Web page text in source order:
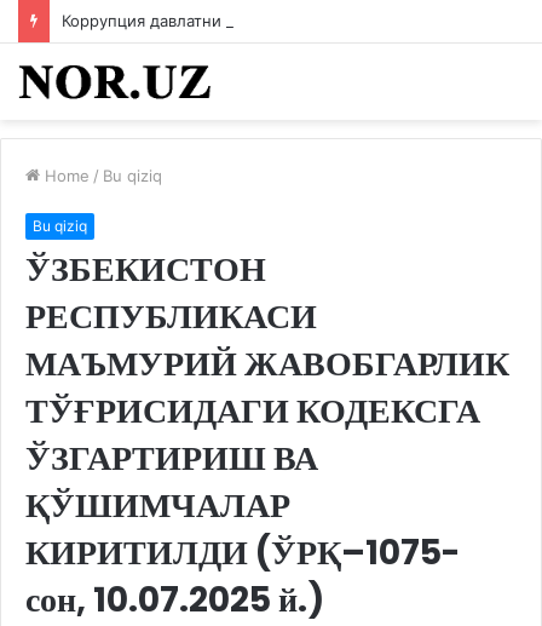
Коррупция давлатни кемиради
Home / Bu qiziq
Bu qiziq
ЎЗБЕКИСТОН
РЕСПУБЛИКАСИ
МАЪМУРИЙ ЖАВОБГАРЛИК
ТЎҒРИСИДАГИ КОДЕКСГА
ЎЗГАРТИРИШ ВА
ҚЎШИМЧАЛАР
КИРИТИЛДИ (ЎРҚ–1075-
сон, 10.07.2025 й.)